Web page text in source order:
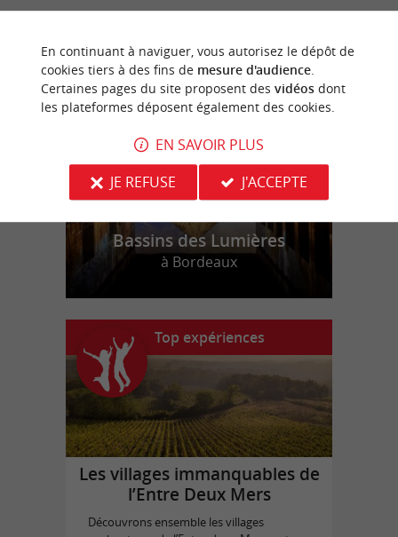
n
o
t
r
e
c
o
u
p
d
e
c
o
e
u
r
Bassins des Lumières
à Bordeaux
Top expériences
Les villages immanquables de
l’Entre Deux Mers
Découvrons ensemble les villages
En continuant à naviguer, vous autorisez le dépôt de
cookies tiers à des fins de mesure d'audience.
Certaines pages du site proposent des vidéosdont
les plateformes déposent également des cookies.
EN SAVOIR PLUS
JE REFUSE
J'ACCEPTE